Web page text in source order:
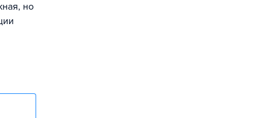
но